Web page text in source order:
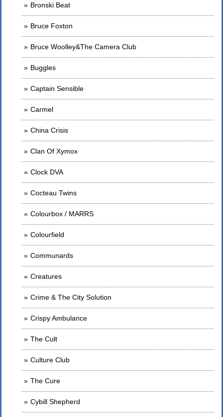
Bronski Beat
Bruce Foxton
Bruce Woolley&The Camera Club
Buggles
Captain Sensible
Carmel
China Crisis
Clan Of Xymox
Clock DVA
Cocteau Twins
Colourbox / MARRS
Colourfield
Communards
Creatures
Crime & The City Solution
Crispy Ambulance
The Cult
Culture Club
The Cure
Cybill Shepherd